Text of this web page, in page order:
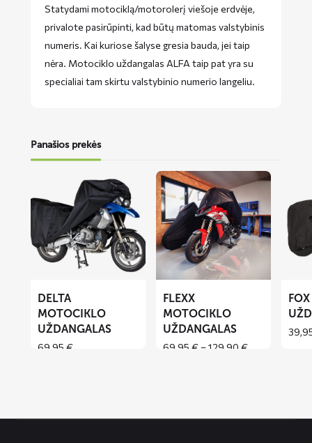
Statydami motociklą/motorolerį viešoje erdvėje,
privalote pasirūpinti, kad būtų matomas valstybinis
numeris. Kai kuriose šalyse gresia bauda, ​​jei taip
nėra. Motociklo uždangalas ALFA taip pat yra su
specialiai tam skirtu valstybinio numerio langeliu.
Panašios prekės
meer
over
DELTA
motociklo
uždangalas
DELTA
MOTOCIKLO
UŽDANGALAS
69,95 €
Lees
meer
over
FLEXX
motociklo
uždangalas
FLEXX
MOTOCIKLO
UŽDANGALAS
69,95€–129,90€Price
over
FOX